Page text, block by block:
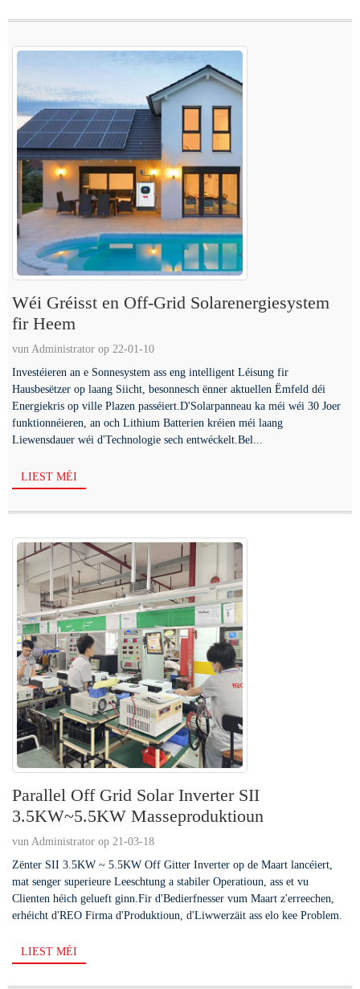
Wéi Gréisst en Off-Grid Solarenergiesystem
fir Heem
vun Administrator op 22-01-10
Investéieren an e Sonnesystem ass eng intelligent Léisung fir
Hausbesëtzer op laang Siicht, besonnesch ënner aktuellen Ëmfeld déi
Energiekris op ville Plazen passéiert.D'Solarpanneau ka méi wéi 30 Joer
funktionnéieren, an och Lithium Batterien kréien méi laang
Liewensdauer wéi d'Technologie sech entwéckelt.Bel...
LIEST MÉI
Parallel Off Grid Solar Inverter SII
3.5KW~5.5KW Masseproduktioun
vun Administrator op 21-03-18
Zënter SII 3.5KW ~ 5.5KW Off Gitter Inverter op de Maart lancéiert,
mat senger superieure Leeschtung a stabiler Operatioun, ass et vu
Clienten héich gelueft ginn.Fir d'Bedierfnesser vum Maart z'erreechen,
erhéicht d'REO Firma d'Produktioun, d'Liwwerzäit ass elo kee Problem.
LIEST MÉI